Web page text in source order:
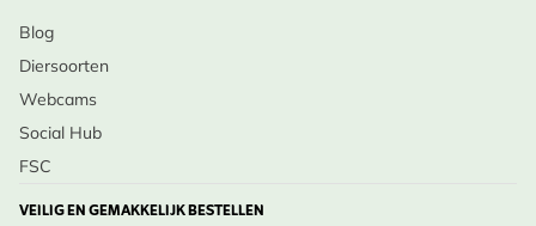
Blog
Diersoorten
Webcams
Social Hub
FSC
VEILIG EN GEMAKKELIJK BESTELLEN